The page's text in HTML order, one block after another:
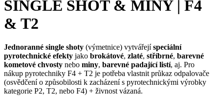
SINGLE SHOT & MINY | F4
& T2
Jednoranné single shoty (výmetnice) vytvářejíspeciální
pyrotechnické efekty jako brokátové, zlaté, stříbrné, barevné
kometové chvosty nebo miny, barevné padající listí, aj. Pro
nákup pyrotechniky F4 + T2 je potřeba vlastnit průkaz odpalovače
(osvědčení o způsobilosti k zacházení s pyrotechnickými výrobky
kategorie P2, T2, nebo F4) + živnost vázaná.